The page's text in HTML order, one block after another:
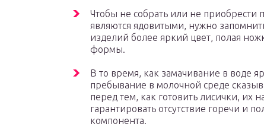
Чтобы не собрать или не
являются ядовитыми, нужно
изделий более яркий цвет, полая
формы.
В то время, как замачивание в воде
пребывание в молочной среде
перед тем, как готовить лисички, их
гарантировать отсутствие горечи и
компонента.